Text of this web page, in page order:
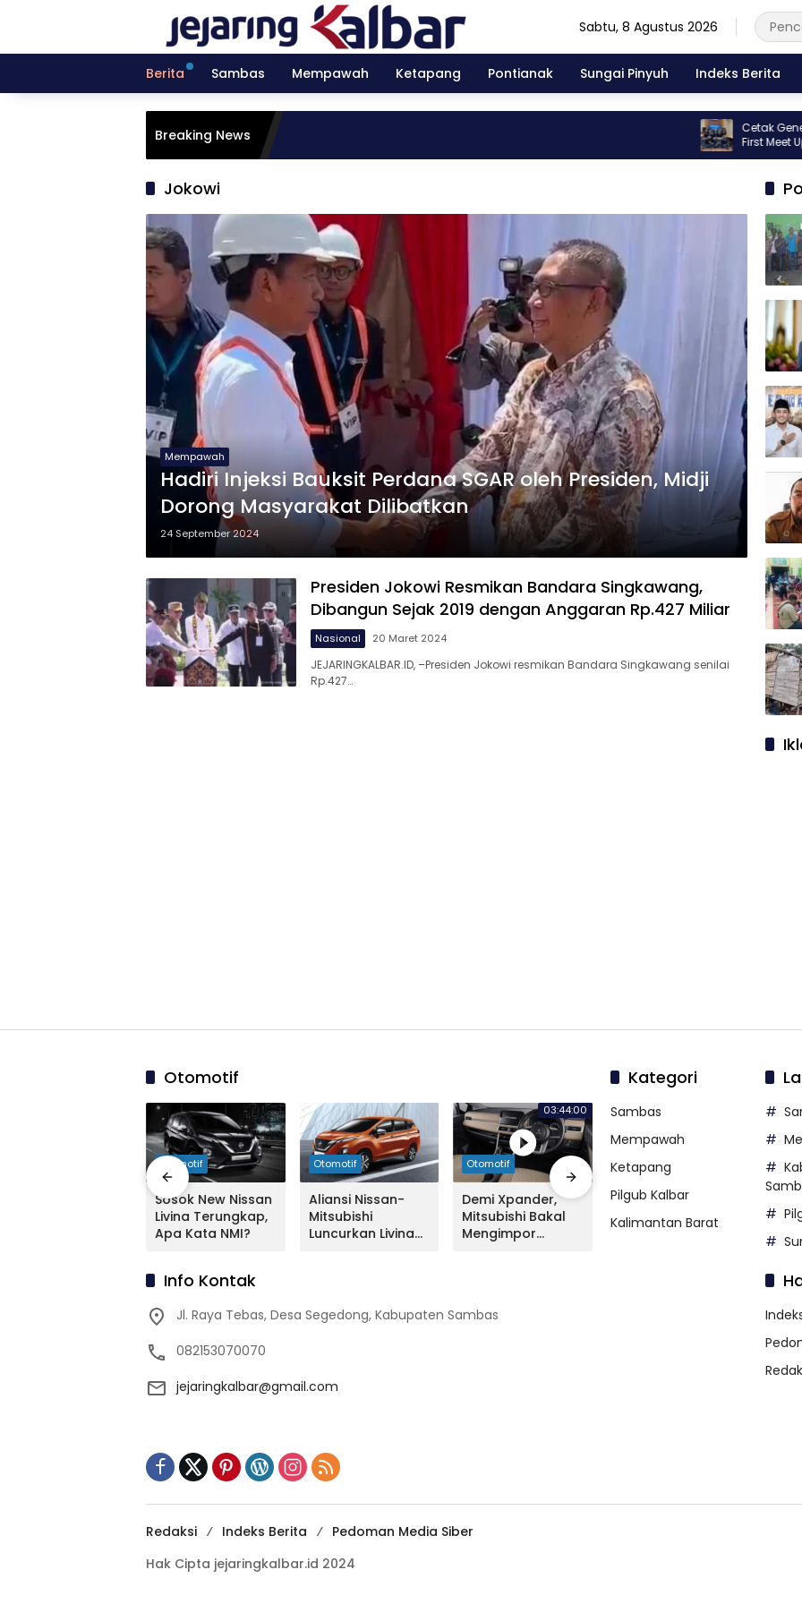
Sabtu, 8 Agustus 2026
Berita Sambas Mempawah Ketapang Pontianak Sungai Pinyuh Indeks Berita
Breaking News
Cetak Generasi
First Meet Up
Jokowi
Mempawah
Hadiri Injeksi Bauksit Perdana SGAR oleh Presiden, Midji
Dorong Masyarakat Dilibatkan
24 September 2024
Presiden Jokowi Resmikan Bandara Singkawang,
Dibangun Sejak 2019 dengan Anggaran Rp.427 Miliar
Nasional 20 Maret 2024
JEJARINGKALBAR.ID, –Presiden Jokowi resmikan Bandara Singkawang senilai
Rp.427…
Otomotif
Otomotif
Sosok New Nissan
Livina Terungkap,
Apa Kata NMI?
Otomotif
Aliansi Nissan-
Mitsubishi
Luncurkan Livina
03:44:00
Otomotif
Demi Xpander,
Mitsubishi Bakal
Mengimpor
Otomotif
Sosok New Nissan
Livina Terungkap,
Apa Kata NMI?
Info Kontak
Jl. Raya Tebas, Desa Segedong, Kabupaten Sambas
082153070070
jejaringkalbar@gmail.com
Kategori
Sambas
Mempawah
Ketapang
Pilgub Kalbar
Kalimantan Barat
Redaksi Indeks Berita
Pedoman Media Siber
Hak Cipta jejaringkalbar.id 2024